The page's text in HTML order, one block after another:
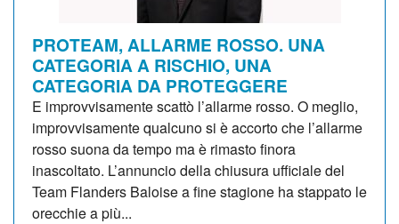
PROTEAM, ALLARME ROSSO. UNA
CATEGORIA A RISCHIO, UNA
CATEGORIA DA PROTEGGERE
E improvvisamente scattò l’allarme rosso. O meglio,
improvvisamente qualcuno si è accorto che l’allarme
rosso suona da tempo ma è rimasto finora
inascoltato. L’annuncio della chiusura ufficiale del
Team Flanders Baloise a fine stagione ha stappato le
orecchie a più...